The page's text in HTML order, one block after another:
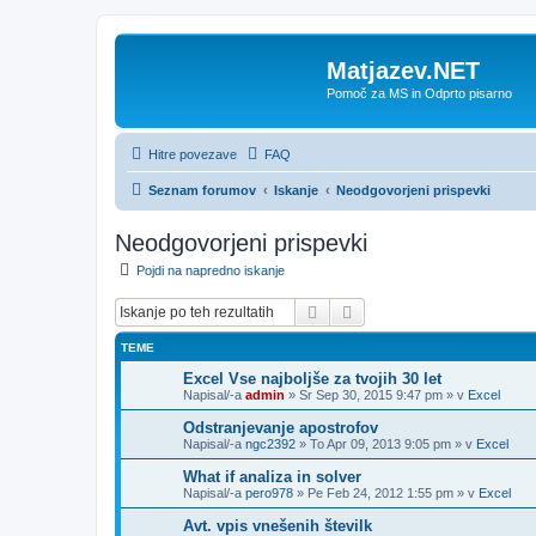
Matjazev.NET
Pomoč za MS in Odprto pisarno
Hitre povezave FAQ
Seznam forumov Iskanje Neodgovorjeni prispevki
Neodgovorjeni prispevki
Pojdi na napredno iskanje
Iskanje
TEME
Excel Vse najboljše za tvojih 30 let
Napisal/-a admin » Sr Sep 30, 2015 9:47 pm » v Excel
Odstranjevanje apostrofov
Napisal/-a ngc2392 » To Apr 09, 2013 9:05 pm » v Excel
What if analiza in solver
Napisal/-a pero978 » Pe Feb 24, 2012 1:55 pm » v Excel
Avt. vpis vnešenih številk